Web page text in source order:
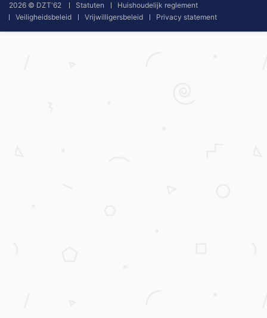
2026 © DZT'62 Statuten
Huishoudelijk reglement
Veiligheidsbeleid
Vrijwilligersbeleid Privacy statement